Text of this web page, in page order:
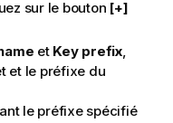
sur le bouton [+]
et Key prefix,
et le préfixe du
le préfixe spécifié